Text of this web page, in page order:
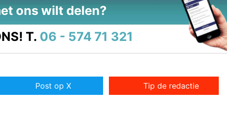
ons wilt delen?
T. 06 - 574 71 321
Post op X Tip de redactie